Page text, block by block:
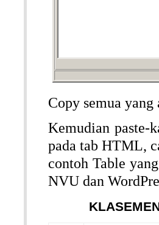
Copy semua
Kemudian paste-
pada tab HTML,
contoh Table
NVU dan